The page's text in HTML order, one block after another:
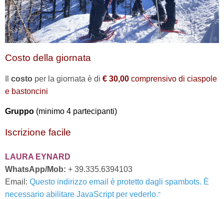
Costo della giornata
costo per la giornata è di € 30,00 comprensivo di ciaspole
e bastoncini
Gruppo (minimo 4 partecipanti)
Iscrizione facile
LAURA EYNARD
WhatsApp/Mob: + 39.335.6394103
Email: Questo indirizzo email è protetto dagli spambots. È
necessario abilitare JavaScript per vederlo."